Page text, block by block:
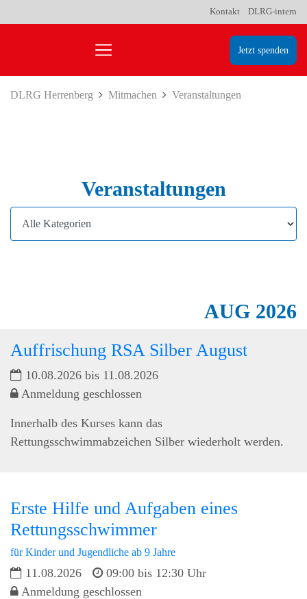
Kontakt DLRG-intern
Jetzt spenden
DLRG Herrenberg Mitmachen Veranstaltungen
Veranstaltungen
AUG 2026
Auffrischung RSA Silber August
10.08.2026 bis 11.08.2026
Anmeldung geschlossen
Innerhalb des Kurses kann das
Rettungsschwimmabzeichen Silber wiederholt werden.
Erste Hilfe und Aufgaben eines
Rettungsschwimmer
für Kinder und Jugendliche ab 9 Jahre
11.08.2026
09:00 bis 12:30 Uhr
Anmeldung geschlossen